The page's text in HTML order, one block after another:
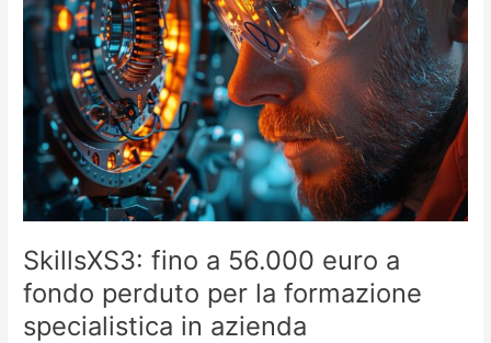
SkillsXS3: fino a 56.000 euro a
fondo perduto per la formazione
specialistica in azienda
56.000
euro
fondo
perduto
per
la
formazione
specialistica
azienda